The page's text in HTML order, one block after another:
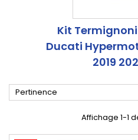
Kit
Ducati
2019
Pertinence
Affichage 1-1